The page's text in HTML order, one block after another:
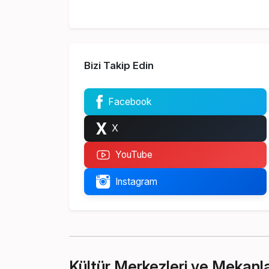
Bizi Takip Edin
Facebook
X
YouTube
Instagram